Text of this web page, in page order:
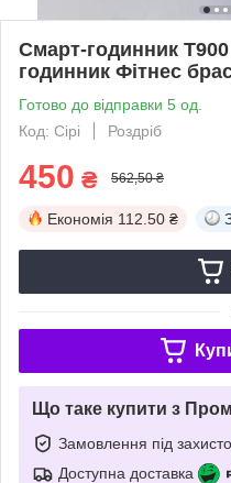
Смарт-годинник
годинник Фітнес
Готово до відправки 5 од.
Код: Сірі
Роздріб
450 ₴ 562,50 ₴
Економія 112.50 ₴
Що таке купити з
Замовлення під
Доступна доставка